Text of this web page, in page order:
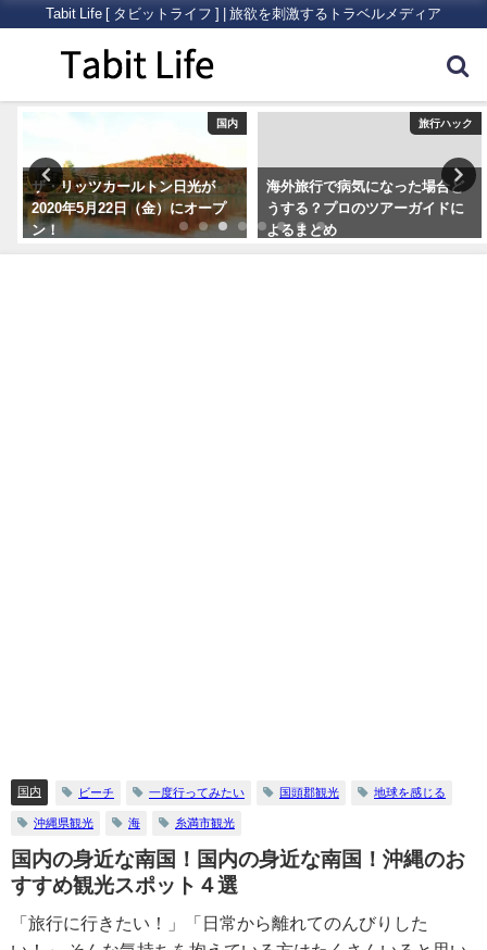
Tabit Life [ タビットライフ ] | 旅欲を刺激するトラベルメディア
国内
ザ・リッツカールトン日光が
2020年5月22日（金）にオープ
ン！
旅行ハック
海外旅行で病気になった場合ど
うする？プロのツアーガイドに
よるまとめ
国内 ビーチ 一度行ってみたい 国頭郡観光 地球を感じる
沖縄県観光 海 糸満市観光
国内の身近な南国！国内の身近な南国！沖縄のお
すすめ観光スポット４選
「旅行に行きたい！」「日常から離れてのんびりした